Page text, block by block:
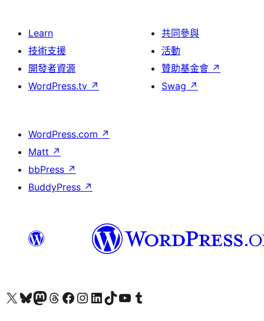
Learn
技術支援
開發者資源
WordPress.tv ↗
共同參與
活動
贊助基金會 ↗
Swag ↗
WordPress.com ↗
Matt ↗
bbPress ↗
BuddyPress ↗
查看我們的 X (之前的 Twitter) 帳號造訪我們的 Bluesky 帳號造訪我們的 Mastodon 帳號造訪我們的 Threads 帳號 造訪我們的 Facebook 粉絲專頁Visit our Instagram account
Visit our LinkedIn account
造訪我們的 TikTok 帳號Visit our YouTube channel
造訪我們的 Tumblr 帳號